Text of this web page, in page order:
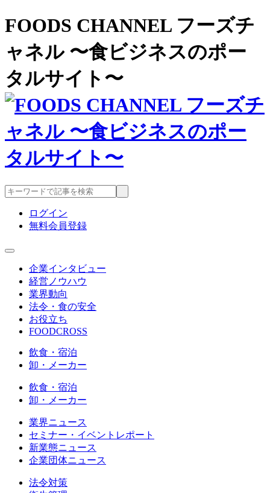
FOODS CHANNEL フーズチ
ャネル 〜食ビジネスのポー
タルサイト〜
ログイン
無料会員登録
企業インタビュー
経営ノウハウ
業界動向
法令・食の安全
お役立ち
FOODCROSS
飲食・宿泊
卸・メーカー
飲食・宿泊
卸・メーカー
業界ニュース
セミナー・イベントレポート
新業態ニュース
企業団体ニュース
法令対策